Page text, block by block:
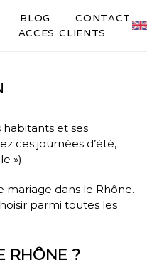
BLOG
CONTACT
ACCES CLIENTS
et ses
ces journées d’été,
»).
mariage dans le Rhône.
parmi toutes les
RHÔNE ?